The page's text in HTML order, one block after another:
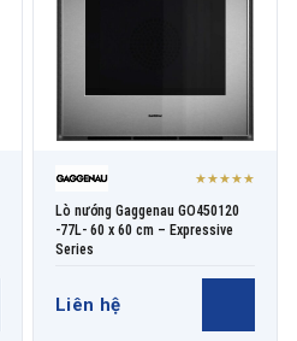
★★★★★
Lò nướng Gaggenau GO450120
-77L- 60 x 60 cm – Expressive
Series
Liên hệ